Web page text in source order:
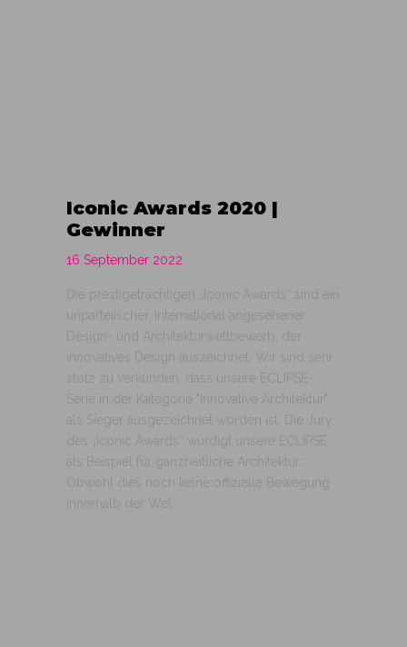
Iconic Awards 2020 |
Gewinner
16 September 2022
Die prestigeträchtigen „Iconic Awards“ sind ein
unparteiischer, international angesehener
Design- und Architekturwettbewerb, der
innovatives Design auszeichnet. Wir sind sehr
stolz zu verkünden, dass unsere ECLIPSE-
Serie in der Kategorie "Innovative Architektur"
als Sieger ausgezeichnet worden ist. Die Jury
des „Iconic Awards“ würdigt unsere ECLIPSE
als Beispiel für ganzheitliche Architektur.
Obwohl dies noch keine offizielle Bewegung
innerhalb der Wel...